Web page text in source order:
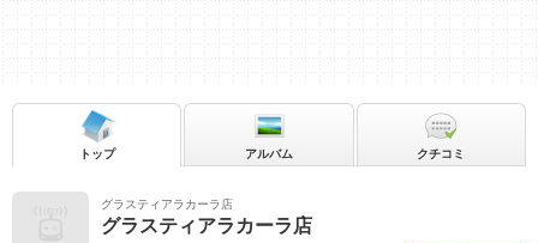
グラスティアラカーラ店
グラスティアラカーラ店
トップ アルバム クチコミ